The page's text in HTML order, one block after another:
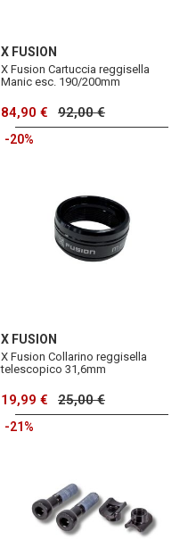
X FUSION
X Fusion Cartuccia reggisella
Manic esc. 190/200mm
84,90 € 92,00 €
-20%
X FUSION
X Fusion Collarino reggisella
telescopico 31,6mm
19,99 € 25,00 €
-21%